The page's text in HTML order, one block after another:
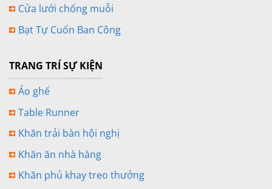
Cửa lưới chống muỗi
Bạt Tự Cuốn Ban Công
TRANG TRÍ SỰ KIỆN
Áo ghế
Table Runner
Khăn trải bàn hội nghị
Khăn ăn nhà hàng
Khăn phủ khay treo thưởng